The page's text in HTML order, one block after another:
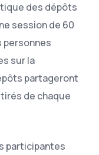
des dépôts
session de 60
personnes
sur la
partageront
de chaque
participantes